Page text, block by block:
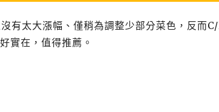
有太大漲幅、僅稍為調整少部分菜色，反而
實在，值得推薦。